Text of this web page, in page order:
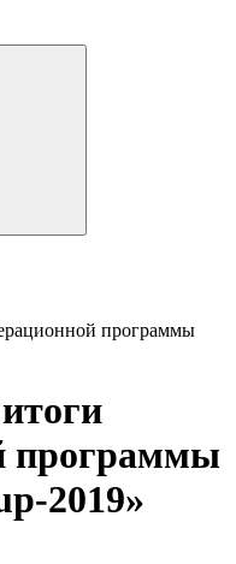
программы
программы
2019»